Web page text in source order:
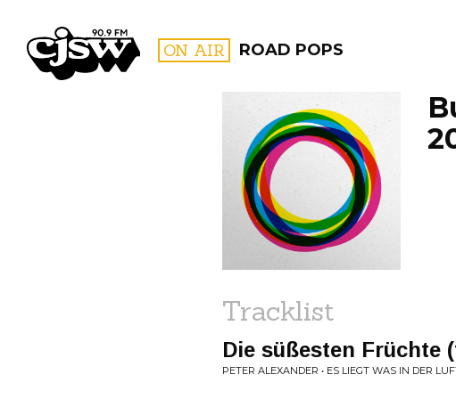
CJSW ON AIR ROAD POPS
FILTER BY:
PROGRAMS
Tracklist
Die süßesten Früchte
PETER ALEXANDER • ES LIEGT WAS IN DER